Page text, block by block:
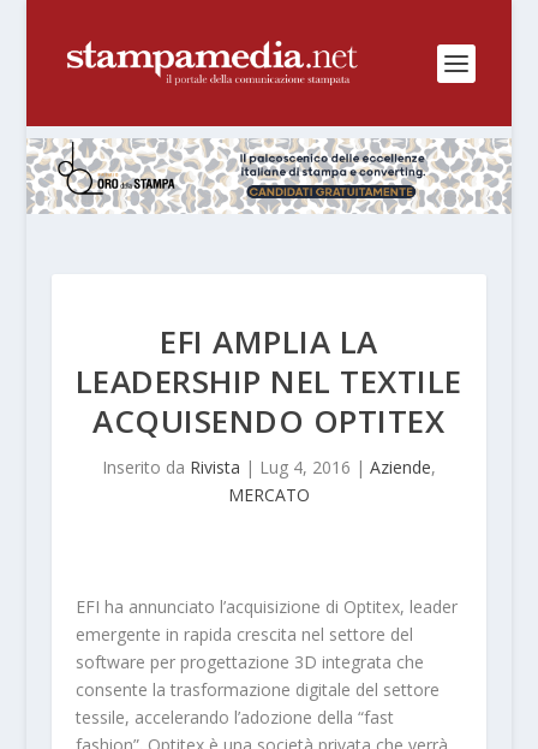
EFI AMPLIA LA
LEADERSHIP NEL TEXTILE
ACQUISENDO OPTITEX
Inserito da Rivista | Lug 4, 2016 | Aziende,
MERCATO
EFI ha annunciato l’acquisizione di Optitex, leader
emergente in rapida crescita nel settore del
software per progettazione 3D integrata che
consente la trasformazione digitale del settore
tessile, accelerando l’adozione della “fast